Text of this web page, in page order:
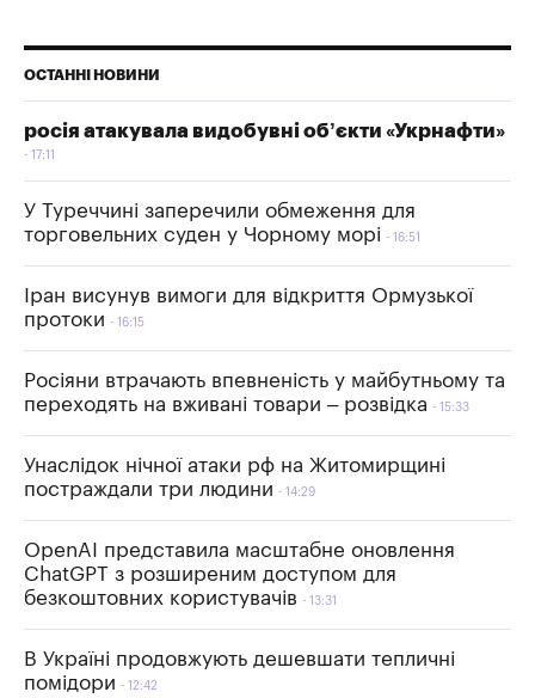
ОСТАННІ НОВИНИ
росія атакувала видобувні об’єкти «Укрнафти»
17:11
У Туреччині заперечили обмеження для
торговельних суден у Чорному морі
16:51
Іран висунув вимоги для відкриття Ормузької
протоки
16:15
Росіяни втрачають впевненість у майбутньому та
переходять на вживані товари – розвідка
15:33
Унаслідок нічної атаки рф на Житомирщині
постраждали три людини
14:29
OpenAI представила масштабне оновлення
ChatGPT з розширеним доступом для
безкоштовних користувачів
13:31
В Україні продовжують дешевшати тепличні
помідори
12:42